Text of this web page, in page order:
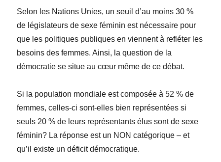
Selon les Nations Unies, un seuil d’au moins 30 %
de législateurs de sexe féminin est nécessaire pour
que les politiques publiques en viennent à refléter les
besoins des femmes. Ainsi, la question de la
démocratie se situe au cœur même de ce débat.
Si la population mondiale est composée à 52 % de
femmes, celles-ci sont-elles bien représentées si
seuls 20 % de leurs représentants élus sont de sexe
féminin? La réponse est un NON catégorique – et
qu’il existe un déficit démocratique.